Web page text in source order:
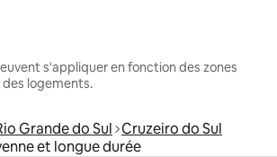
s'appliquer en fonction des zones
logements.
Grande do Sul Cruzeiro do Sul
et longue durée